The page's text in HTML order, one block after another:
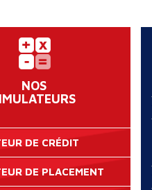
NOS
DE CRÉDIT
DE PLACEMENT